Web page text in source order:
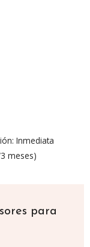
Inmediata
meses)
para